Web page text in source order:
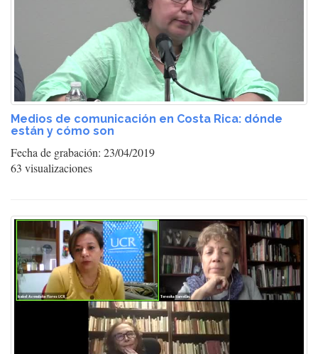
Medios de comunicación en Costa Rica: dónde
están y cómo son
Fecha de grabación: 23/04/2019
63 visualizaciones